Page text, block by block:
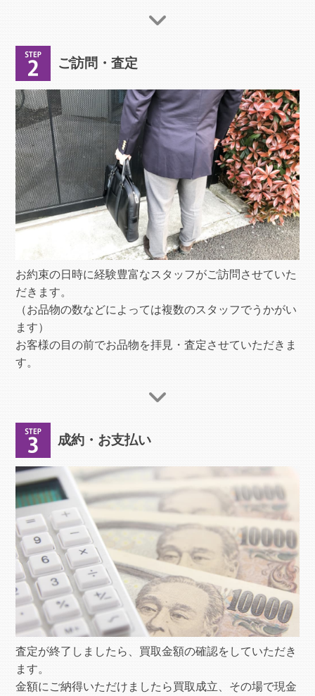
ご訪問・査定
お約束の日時に経験豊富なスタッフがご訪問させていた
だきます。
（お品物の数などによっては複数のスタッフでうかがい
ます）
お客様の目の前でお品物を拝見・査定させていただきま
す。
成約・お支払い
査定が終了しましたら、買取金額の確認をしていただき
ます。
金額にご納得いただけましたら買取成立、その場で現金